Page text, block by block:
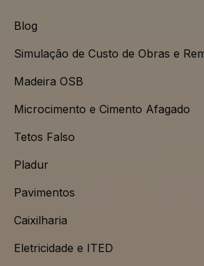
Blog
Simulação de Custo de Obras e
Madeira OSB
Microcimento e Cimento Afagado
Tetos Falso
Pladur
Pavimentos
Caixilharia
Eletricidade e ITED